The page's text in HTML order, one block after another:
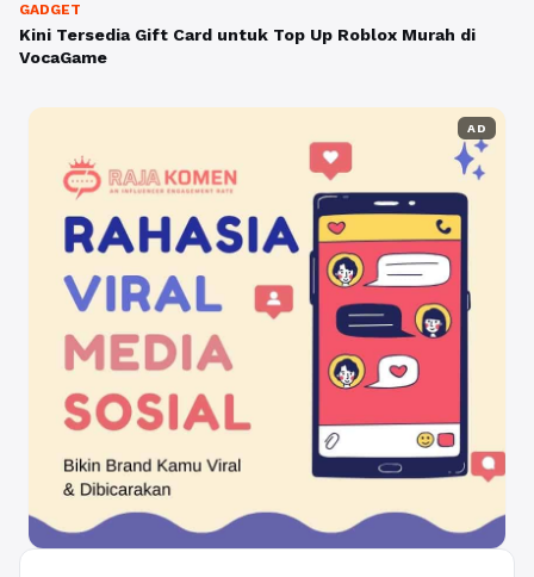
GADGET
Kini Tersedia Gift Card untuk Top Up Roblox Murah di
VocaGame
AD